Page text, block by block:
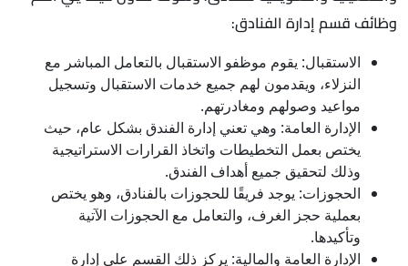
وظائف قسم إدارة الفنادق:
الاستقبال: يقوم موظفو الاستقبال بالتعامل المباشر مع
النزلاء، ويقدمون لهم جميع خدمات الاستقبال وتسجيل
مواعيد وصولهم ومغادرتهم.
الإدارة العامة: وهي تعني إدارة الفندق بشكل عام، حيث
يختص بعمل التخطيطات واتخاذ القرارات الاستراتيجية
وذلك لتحقيق جميع أهداف الفندق.
الحجوزات: يوجد فريقًا للحجوزات بالفنادق، وهو يختص
بعملية حجز الغرف، والتعامل مع الحجوزات الآتية
وتأكيدها.
الإدارة العامة والمالية: يركز ذلك القسم على إدارة